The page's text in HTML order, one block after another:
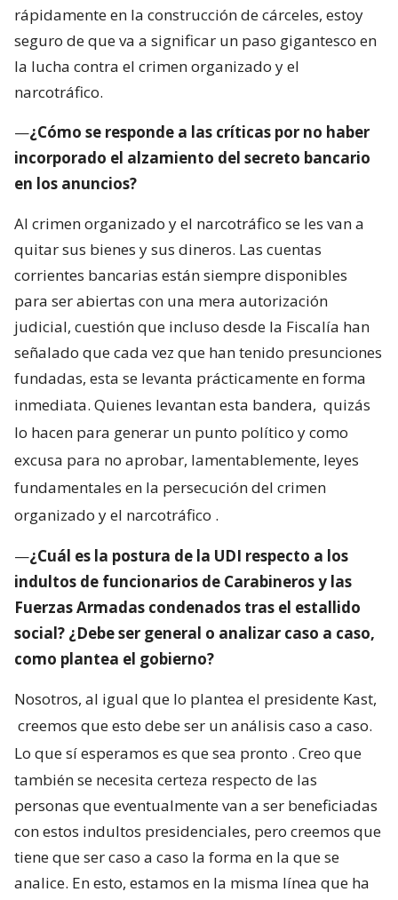
rápidamente en la construcción de cárceles, estoy
seguro de que va a significar un paso gigantesco en
la lucha contra el crimen organizado y el
narcotráfico.
—¿Cómo se responde a las críticas por no haber
incorporado el alzamiento del secreto bancario
en los anuncios?
Al crimen organizado y el narcotráfico se les van a
quitar sus bienes y sus dineros. Las cuentas
corrientes bancarias están siempre disponibles
para ser abiertas con una mera autorización
judicial, cuestión que incluso desde la Fiscalía han
señalado que cada vez que han tenido presunciones
fundadas, esta se levanta prácticamente en forma
inmediata. Quienes levantan esta bandera, quizás
lo hacen para generar un punto político y como
excusa para no aprobar, lamentablemente, leyes
fundamentales en la persecución del crimen
organizado y el narcotráfico .
—¿Cuál es la postura de la UDI respecto a los
indultos de funcionarios de Carabineros y las
Fuerzas Armadas condenados tras el estallido
social? ¿Debe ser general o analizar caso a caso,
como plantea el gobierno?
Nosotros, al igual que lo plantea el presidente Kast,
creemos que esto debe ser un análisis caso a caso.
Lo que sí esperamos es que sea pronto . Creo que
también se necesita certeza respecto de las
personas que eventualmente van a ser beneficiadas
con estos indultos presidenciales, pero creemos que
tiene que ser caso a caso la forma en la que se
analice. En esto, estamos en la misma línea que ha